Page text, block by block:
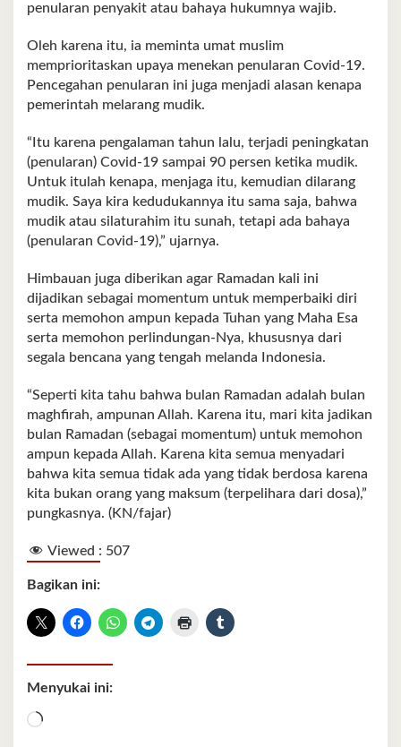
penularan penyakit atau bahaya hukumnya wajib.
Oleh karena itu, ia meminta umat muslim
memprioritaskan upaya menekan penularan Covid-19.
Pencegahan penularan ini juga menjadi alasan kenapa
pemerintah melarang mudik.
“Itu karena pengalaman tahun lalu, terjadi peningkatan
(penularan) Covid-19 sampai 90 persen ketika mudik.
Untuk itulah kenapa, menjaga itu, kemudian dilarang
mudik. Saya kira kedudukannya itu sama saja, bahwa
mudik atau silaturahim itu sunah, tetapi ada bahaya
(penularan Covid-19),” ujarnya.
Himbauan juga diberikan agar Ramadan kali ini
dijadikan sebagai momentum untuk memperbaiki diri
serta memohon ampun kepada Tuhan yang Maha Esa
serta memohon perlindungan-Nya, khususnya dari
segala bencana yang tengah melanda Indonesia.
“Seperti kita tahu bahwa bulan Ramadan adalah bulan
maghfirah, ampunan Allah. Karena itu, mari kita jadikan
bulan Ramadan (sebagai momentum) untuk memohon
ampun kepada Allah. Karena kita semua menyadari
bahwa kita semua tidak ada yang tidak berdosa karena
kita bukan orang yang maksum (terpelihara dari dosa),”
pungkasnya. (KN/fajar)
Viewed : 507
Bagikan ini:
Menyukai ini:
Memuat...